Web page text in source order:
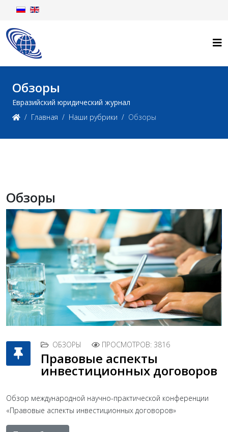
Обзоры
Евразийский юридический журнал
Главная
Наши рубрики Обзоры
Обзоры
ОБЗОРЫ ПРОСМОТРОВ: 3816
Правовые аспекты
инвестиционных договоров
Обзор международной научно-практической конференции
«Правовые аспекты инвестиционных договоров»